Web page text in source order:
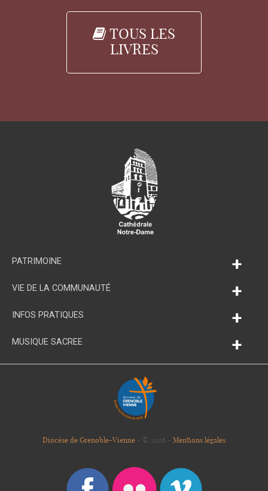
TOUS LES
LIVRES
PATRIMOINE +
VIE DE LA COMMUNAUTÉ +
INFOS PRATIQUES +
MUSIQUE SACREE +
Diocèse de Grenoble-Vienne - © 2026 - Mentions légales